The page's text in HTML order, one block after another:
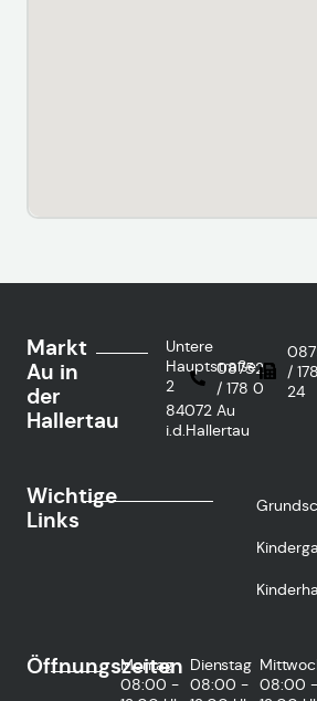
Markt
Au in
der
Hallertau
Untere
Hauptstraße
2
84072 Au
i.d.Hallertau
08752
/ 178 0
/ 178
24
Wichtige
Links
Öffnungszeiten
Montag
08:00 -
Dienstag
08:00 - 08:00 -